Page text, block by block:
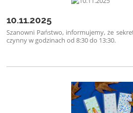
10.11.2025
Szanowni Państwo, informujemy, że
czynny w godzinach od 8:30 do 13:30.